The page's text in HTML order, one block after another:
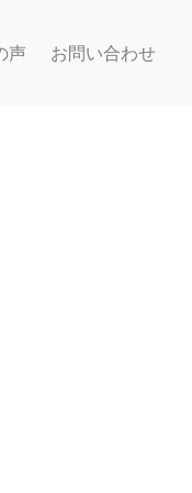
声 お問い合わせ